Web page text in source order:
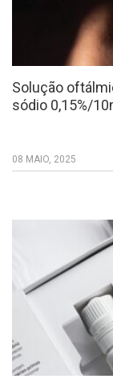
Solução
sódio 0,15%/
08 MAIO, 2025